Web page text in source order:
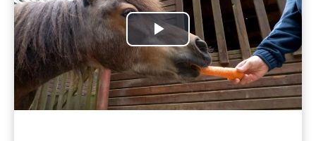
Play
Video